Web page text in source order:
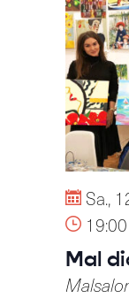
Sa.,
19:00
Mal